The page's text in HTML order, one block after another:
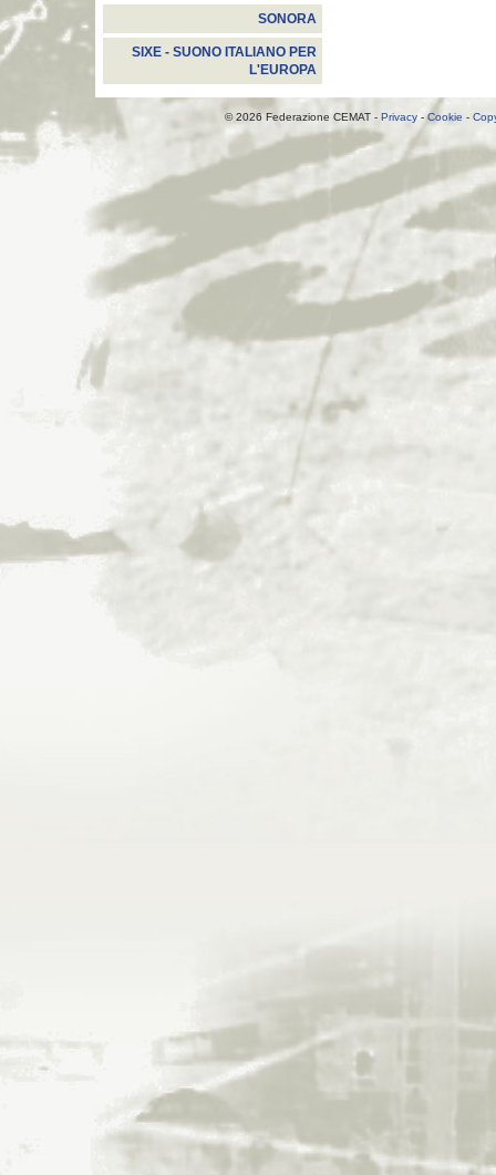
SONORA
SIXE - SUONO ITALIANO PER
L'EUROPA
© 2026 Federazione CEMAT - Privacy -Cookie -